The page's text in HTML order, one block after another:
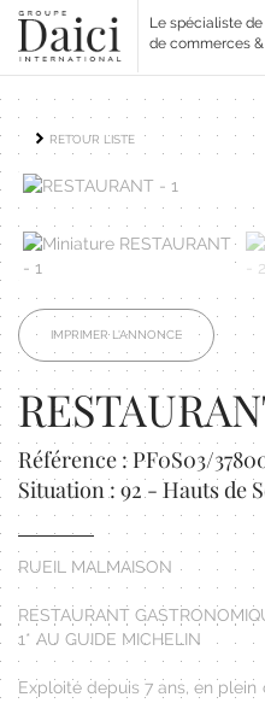
Le spécialiste
de commerces
RETOUR LISTE
IMPRIMER L'ANNONCE
Référence : PF0S03/
Situation : 92 - Hauts de
RUEIL MALMAISON
RESTAURANT
1* AU GUIDE MICHELIN
Exploité depuis 7 ans, en